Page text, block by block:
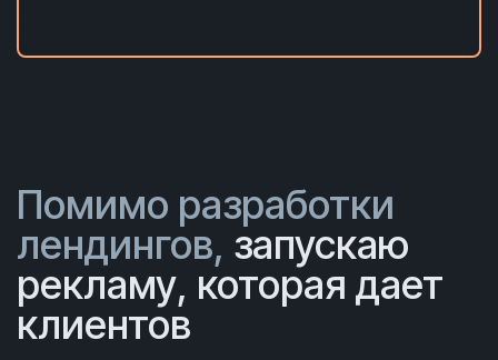
Помимо разработки
лендингов, запускаю
рекламу, которая дает
клиентов